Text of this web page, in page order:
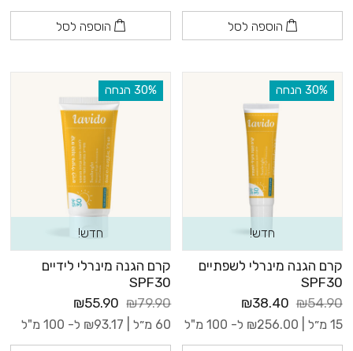
הוספה לסל הוספה לסל
‫30% הנחה
חדש!
קרם הגנה מינרלי לשפתיים
SPF30
₪54.90
₪38.40
15 מ״ל | ₪256.00 ל- 100 מ"ל
‫30% הנחה
חדש!
קרם הגנה מינרלי לידיים
SPF30
₪79.90
₪55.90
60 מ״ל | ₪93.17 ל- 100 מ"ל